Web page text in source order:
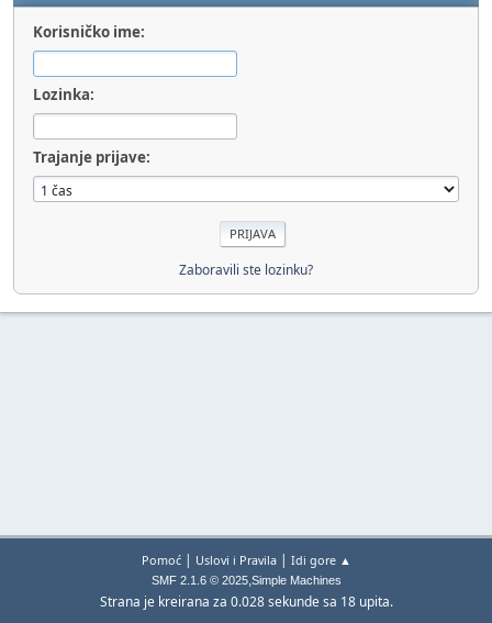
Korisničko ime:
Lozinka:
Trajanje prijave:
Zaboravili ste lozinku?
Pomoć| Uslovi i Pravila| Idi gore ▲
SMF 2.1.6 © 2025,Simple Machines
Strana je kreirana za 0.028 sekunde sa 18 upita.